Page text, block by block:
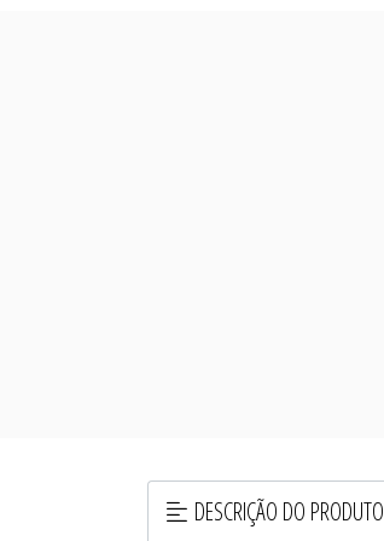
DESCRIÇÃO DO PRODUTO